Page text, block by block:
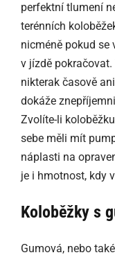
perfektní tlumení
terénních
nicméně pokud se
v jízdě
nikterak časově
dokáže
Zvolíte-li
sebe měli mít
náplasti na
je i hmotnost, kdy
Koloběžky s
Gumová, nebo